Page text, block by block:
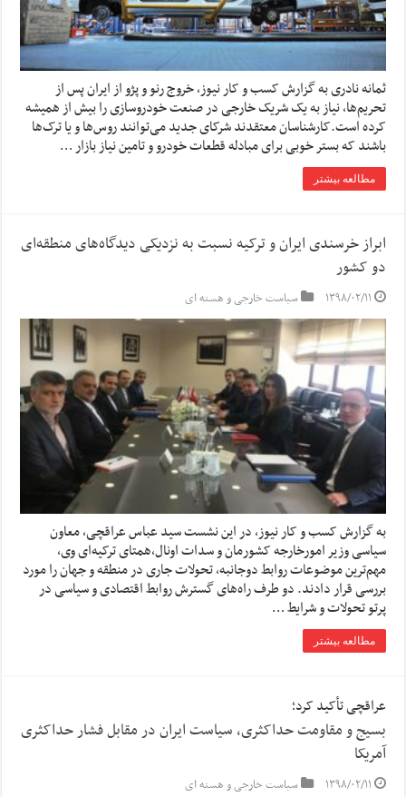
ثمانه نادری به گزارش کسب و کار نیوز، خروج رنو و پژو از ایران پس از
تحریم‌ها، نیاز به یک شریک خارجی در صنعت خودروسازی را بیش از همیشه
کرده است.کارشناسان معتقدند شرکای جدید می‌توانند روس‌ها و یا ترک‌ها
باشند که بستر خوبی برای مبادله قطعات خودرو و تامین نیاز بازار …
مطالعه بیشتر
ابراز خرسندی ایران و ترکیه نسبت به نزدیکی دیدگاه‌های منطقه‌ای
دو کشور
۱۳۹۸/۰۲/۱۱ سیاست خارجی و هسته ای
به گزارش کسب و کار نیوز، در این نشست سید عباس عراقچی، معاون
سیاسی وزیر امورخارجه کشورمان و سدات اونال،همتای ترکیه‌ای وی،
مهم‌ترین موضوعات روابط دوجانبه، تحولات جاری در منطقه و جهان را مورد
بررسی قرار دادند. دو طرف راه‌های گسترش روابط اقتصادی و سیاسی در
پرتو تحولات و شرایط …
مطالعه بیشتر
عراقچی تأکید کرد؛
بسیج و مقاومت حداکثری، سیاست ایران در مقابل فشار حداکثری
آمریکا
۱۳۹۸/۰۲/۱۱ سیاست خارجی و هسته ای